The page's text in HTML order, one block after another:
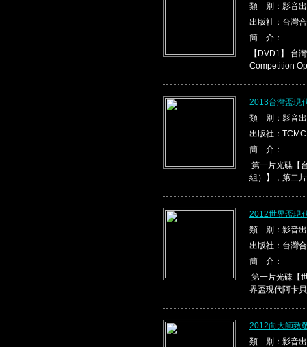
類 別：影音
出版社：台灣
簡 介：
【DVD1】 台
Competition
2013台灣盃現
類 別：影音
出版社：TCMC
簡 介：
第一片光碟【
組）】，第二
2012世界盃現
類 別：影音
出版社：台灣
簡 介：
第一片光碟【
界盃現代阿卡
2012向大師致
類 別：影音